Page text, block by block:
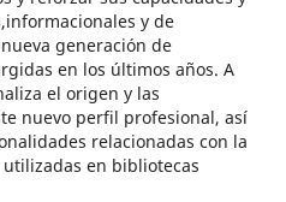
y de
generación de
en los últimos años. A
el origen y las
nuevo perfil profesional, así
relacionadas con la
en bibliotecas